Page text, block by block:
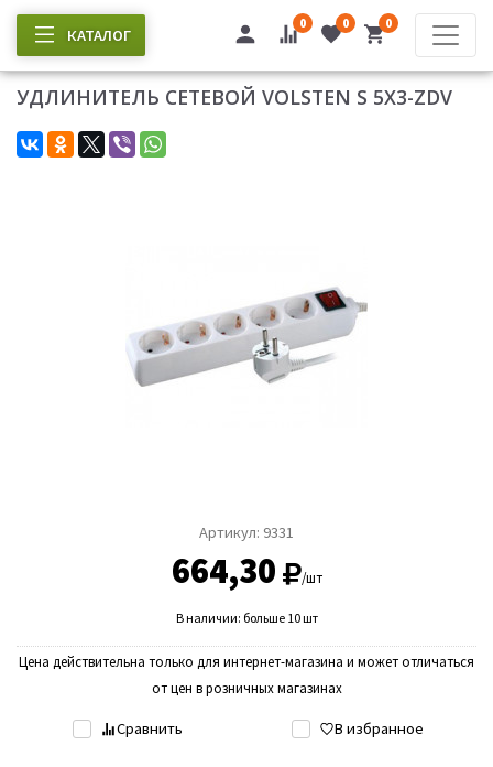
КАТАЛОГ
0 0 0
УДЛИНИТЕЛЬ СЕТЕВОЙ VOLSTEN S 5Х3-ZDV
Артикул: 9331
664,30 /шт
В наличии: больше 10 шт
Цена действительна только для интернет-магазина и может отличаться
от цен в розничных магазинах
Сравнить В избранное